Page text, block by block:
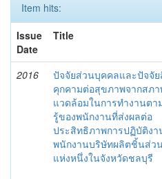
Item hits:
Issue
Date
Title
2016
ปัจจัยส่วนบุคคลและปัจจัย
คุกคามต่อสุขภาพจากสภ
แวดล้อมในการทำงานตา
รู้ของพนักงานที่ส่งผลต่อ
ประสิทธิภาพการปฏิบัติงา
พนักงานบริษัทผลิตชิ้นส่ว
แห่งหนึ่งในจังหวัดชลบุรี